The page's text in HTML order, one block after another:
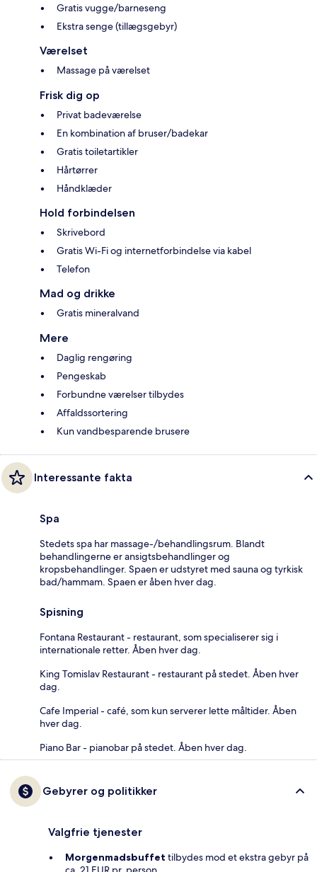
Gratis vugge/barneseng
Ekstra senge (tillægsgebyr)
Værelset
Massage på værelset
Frisk dig op
Privat badeværelse
En kombination af bruser/badekar
Gratis toiletartikler
Hårtørrer
Håndklæder
Hold forbindelsen
Skrivebord
Gratis Wi-Fi og internetforbindelse via kabel
Telefon
Mad og drikke
Gratis mineralvand
Mere
Daglig rengøring
Pengeskab
Forbundne værelser tilbydes
Affaldssortering
Kun vandbesparende brusere
Interessante fakta
Spa
Stedets spa har massage-/behandlingsrum. Blandt
behandlingerne er ansigtsbehandlinger og
kropsbehandlinger. Spaen er udstyret med sauna og tyrkisk
bad/hammam. Spaen er åben hver dag.
Spisning
Fontana Restaurant - restaurant, som specialiserer sig i
internationale retter. Åben hver dag.
King Tomislav Restaurant - restaurant på stedet. Åben hver
dag.
Cafe Imperial - café, som kun serverer lette måltider. Åben
hver dag.
Piano Bar - pianobar på stedet. Åben hver dag.
Gebyrer og politikker
Valgfrie tjenester
Morgenmadsbuffet tilbydes mod et ekstra gebyr på